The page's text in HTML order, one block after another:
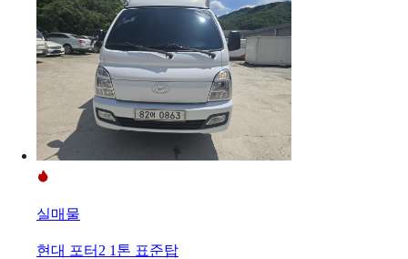
실매물
현대 포터2 1톤 표준탑